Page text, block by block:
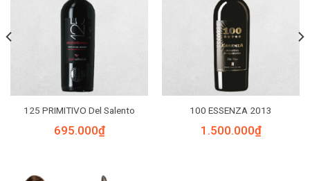
125 PRIMITIVO Del Salento
695.000₫
100 ESSENZA 2013
1.500.000₫